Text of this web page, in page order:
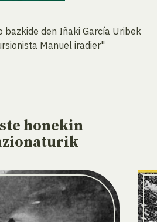
bazkide den Iñaki García Uribek
Manuel iradier"
honekin